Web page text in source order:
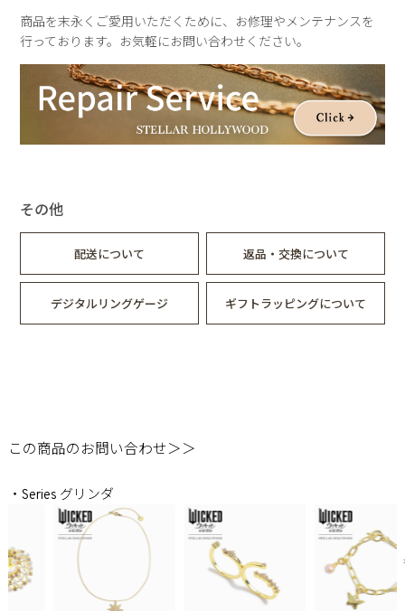
ダ）
※受注生産
こちらの商品はサステナブルの観点から、受注生産にて承って
います。お客様からオーダーを頂き次第、一点一点お作りして
おります。そのため、返品・交換・キャンセルができない商品
となっておりますので、予めご了承くださいませ。
《映画『ウィキッド 永遠の約束』 あらすじ》
世界に”悪い魔女”と”善い魔女”と語られるふたりの、眩しくて
切ない物語。
オズの国に隠された真実を知り、それぞれの道を歩むことにな
ったエルファバとグリンダ。
は、言葉を奪われた動物たちの自由のために戦い続けていた。
国の運命も大きく動き出す。
えのないかつての友と向き合わなければならない。
自分自身と、世界そのものを―――永遠に変えるために。
2026年3月6日（金）ロードショー
▼映画「ウィキッド永遠の約束」公式サイトはこちら
商品を末永くご愛用いただくために、お修理やメンテナンスを
行っております。お気軽にお問い合わせください。
その他
配送について 返品・交換について
デジタルリングゲージ ギフトラッピングについて
この商品のお問い合わせ＞＞
・Series グリンダ